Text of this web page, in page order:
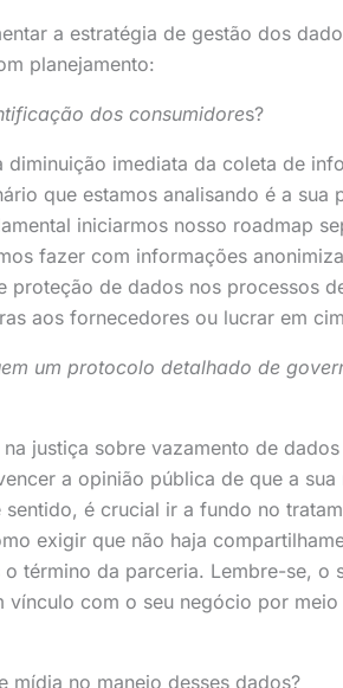
a estratégia de gestão dos
planejamento:
dos consumidores?
imediata da coleta de
que estamos analisando é a sua
iniciarmos nosso roadmap
fazer com informações
de dados nos processos
aos fornecedores ou lucrar em
um protocolo detalhado de
justiça sobre vazamento de
a opinião pública de que a
é crucial ir a fundo no
exigir que não haja
término da parceria. Lembre-se, o
vínculo com o seu negócio por
mídia no manejo desses dados?